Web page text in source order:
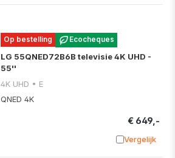
Op bestelling Ecocheques
LG 55QNED72B6B televisie 4K UHD -
55''
4K UHD • E
QNED 4K
€ 649,-
Vergelijk